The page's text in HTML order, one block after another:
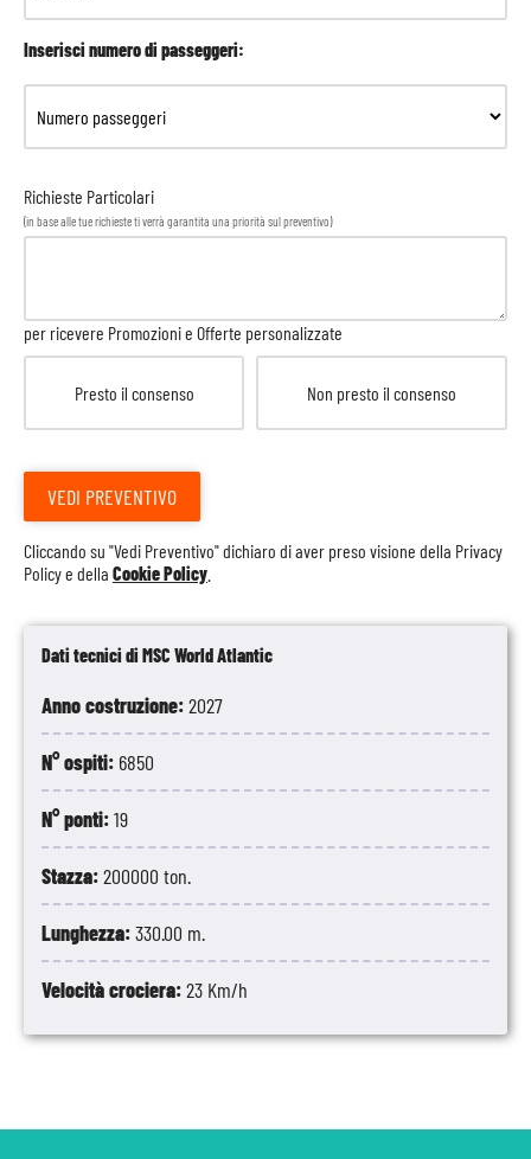
Dati tecnici di MSC World Atlantic
Anno costruzione:2027
N° ospiti: 6850
N° ponti:19
Stazza:200000 ton.
Lunghezza:330.00 m.
Velocità crociera:23 Km/h
Inserisci numero di passeggeri:
Richieste Particolari
(in base alle tue richieste ti verrà garantita una priorità sul preventivo)
per ricevere Promozioni e Offerte personalizzate
Presto il consenso Non presto il consenso
VEDI PREVENTIVO
Cliccando su "Vedi Preventivo" dichiaro di aver preso visione della Privacy
Policye della Cookie Policy